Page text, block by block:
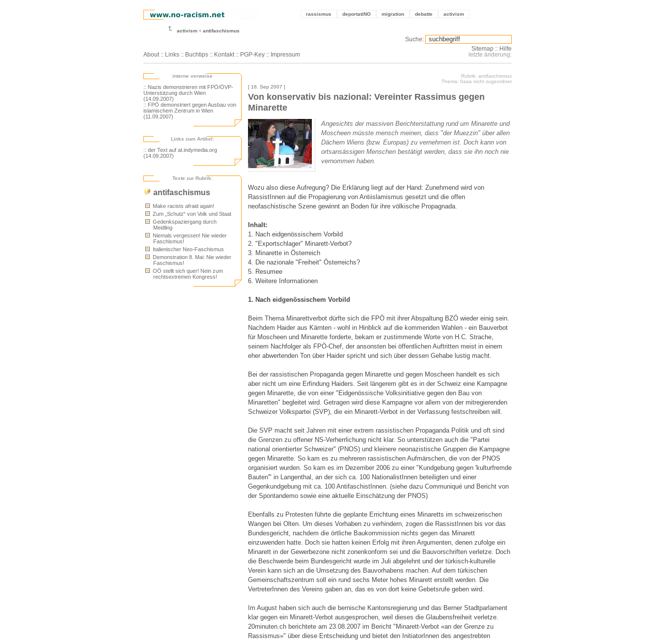
rassismus deportatiNO migration debatte activism
activism antifaschismus
About :: Links :: Buchtips :: Kontakt :: PGP-Key :: Impressum
Suche:
Sitemap :: Hilfe
letzte änderung:
interne verweise
:: Nazis demonstrieren mit FPÖ/ÖVP-
Unterstützung durch Wien
(14.09.2007)
:: FPÖ demonstriert gegen Ausbau von
islamischem Zentrum in Wien
(11.09.2007)
Links zum Artikel:
:: der Text auf at.indymedia.org
(14.09.2007)
Texte zur Rubrik:
antifaschismus
Make racists afraid again!
Zum „Schutz“ von Volk und Staat
Gedenkspaziergang durch
Meidling
Niemals vergessen! Nie wieder
Faschismus!
Italienischer Neo-Faschismus
Demonstration 8. Mai: Nie wieder
Faschismus!
OÖ stellt sich quer! Nein zum
rechtsextremen Kongress!
Rubrik: antifaschismus
Thema: 0aaa nicht zugeordnet
[ 16. Sep 2007 ]
Von konservativ bis nazional: Vereinter Rassimus gegen
Minarette
Angesichts der massiven Berichterstattung rund um Minarette und
Moscheen müsste mensch meinen, dass "der Muezzin" über allen
Dächern Wiens (bzw. Europas) zu vernehmen ist. Doch kann von
ortsansässigen Menschen bestätigt werden, dass sie ihn noch nie
vernommen haben.
Wozu also diese Aufregung? Die Erklärung liegt auf der Hand: Zunehmend wird von
RassistInnen auf die Propagierung von Antiislamismus gesetzt und die offen
neofaschistische Szene gewinnt an Boden für ihre völkische Propagnada.
Inhalt:
1. Nach eidgenössischem Vorbild
2. "Exportschlager" Minarett-Verbot?
3. Minarette in Österreich
4. Die nazionale "Freiheit" Österreichs?
5. Resumee
6. Weitere Informationen
1. Nach eidgenössischem Vorbild
Beim Thema Minarettverbot dürfte sich die FPÖ mit ihrer Abspaltung BZÖ wieder einig sein.
Nachdem Haider aus Kärnten - wohl in Hinblick auf die kommenden Wahlen - ein Bauverbot
für Moscheen und Minarette forderte, bekam er zustimmende Worte von H.C. Strache,
seinem Nachfolger als FPÖ-Chef, der ansonsten bei öffentlichen Auftritten meist in einem
eher abwertenden Ton über Haider spricht und sich über dessen Gehabe lustig macht.
Bei der rassistischen Propaganda gegen Minarette und gegen Moscheen handelt es sich
aber nicht um eine Erfindung Haiders. Seit längerem gibt es in der Schweiz eine Kampagne
gegen Minarette, die von einer "Eidgenössische Volksinitiative gegen den Bau von
Minaretten" begleitet wird. Getragen wird diese Kampagne vor allem von der mitregierenden
Schweizer Volkspartei (SVP), die ein Minarett-Verbot in der Verfassung festschreiben will.
Die SVP macht seit Jahren mit einer extrem rassistischen Propaganda Politik und oft sind
die Grenzen zu offener NS-Verherrlichung nicht klar. So unterstützen auch die "Partei
national orientierter Schweizer" (PNOS) und kleinere neonazistische Gruppen die Kampagne
gegen Minarette. So kam es zu mehreren rassistischen Aufmärschen, die von der PNOS
organisiert wurden. So kam es im Dezember 2006 zu einer "Kundgebung gegen 'kulturfremde
Bauten'" in Langenthal, an der sich ca. 100 NationalistInnen beteiligten und einer
Gegenkundgebung mit ca. 100 AntifaschistInnen. (siehe dazu Communiqué und Bericht von
der Spontandemo sowie eine aktuelle Einschätzung der PNOS)
Ebenfalls zu Protesten führte die geplante Errichtung eines Minaretts im schweizerischen
Wangen bei Olten. Um dieses Vorhaben zu verhindern, zogen die RassistInnen bis vor das
Bundesgericht, nachdem die örtliche Baukommission nichts gegen das Minarett
einzuwenden hatte. Doch sie hatten keinen Erfolg mit ihren Argumenten, denen zufolge ein
Minarett in der Gewerbezone nicht zonenkonform sei und die Bauvorschriften verletze. Doch
die Beschwerde beim Bundesgericht wurde im Juli abgelehnt und der türkisch-kulturelle
Verein kann sich an die Umsetzung des Bauvorhabens machen. Auf dem türkischen
Gemeinschaftszentrum soll ein rund sechs Meter hohes Minarett erstellt werden. Die
VertreterInnen des Vereins gaben an, das es von dort keine Gebetsrufe geben wird.
Im August haben sich auch die bernische Kantonsregierung und das Berner Stadtparlament
klar gegen ein Minarett-Verbot ausgesprochen, weil dieses die Glaubensfreiheit verletze.
20minuten.ch berichtete am 23.08.2007 im Bericht "Minarett-Verbot «an der Grenze zu
Rassismus»" über diese Entscheidung und bietet den InitiatorInnen des angestrebten